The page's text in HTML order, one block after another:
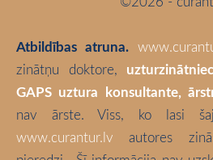
Atbildības atruna.
zinātņu doktore,
GAPS uztura konsultante,
nav ārste. Viss, ko lasi
www.curantur.lv autores